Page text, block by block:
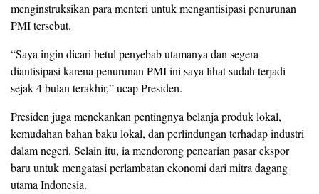
menginstruksikan para menteri untuk mengantisipasi penurunan
PMI tersebut.
“Saya ingin dicari betul penyebab utamanya dan segera
diantisipasi karena penurunan PMI ini saya lihat sudah terjadi
sejak 4 bulan terakhir,” ucap Presiden.
Presiden juga menekankan pentingnya belanja produk lokal,
kemudahan bahan baku lokal, dan perlindungan terhadap industri
dalam negeri. Selain itu, ia mendorong pencarian pasar ekspor
baru untuk mengatasi perlambatan ekonomi dari mitra dagang
utama Indonesia.